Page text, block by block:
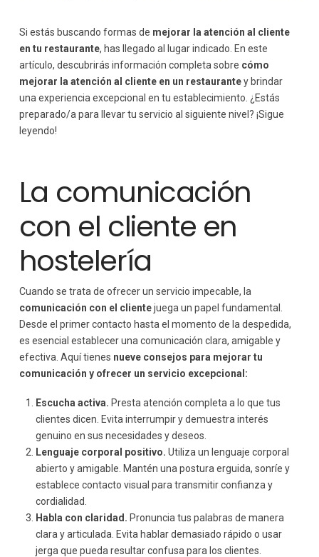
Si estás buscando formas de mejorar la atención al cliente
en tu restaurante, has llegado al lugar indicado. En este
artículo, descubrirás información completa sobre cómo
mejorar la atención al cliente en un restaurantey brindar
una experiencia excepcional en tu establecimiento. ¿Estás
preparado/a para llevar tu servicio al siguiente nivel? ¡Sigue
leyendo!
La comunicación
con el cliente en
hostelería
Cuando se trata de ofrecer un servicio impecable, la
comunicación con el clientejuega un papel fundamental.
Desde el primer contacto hasta el momento de la despedida,
es esencial establecer una comunicación clara, amigable y
efectiva. Aquí tienes nueve consejos para mejorar tu
comunicación y ofrecer un servicio excepcional:
Escucha activa. Presta atención completa a lo que tus
clientes dicen. Evita interrumpir y demuestra interés
genuino en sus necesidades y deseos.
Lenguaje corporal positivo. Utiliza un lenguaje corporal
abierto y amigable. Mantén una postura erguida, sonríe y
establece contacto visual para transmitir confianza y
cordialidad.
Habla con claridad. Pronuncia tus palabras de manera
clara y articulada. Evita hablar demasiado rápido o usar
jerga que pueda resultar confusa para los clientes.